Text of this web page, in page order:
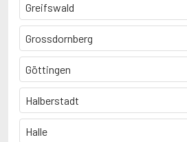
Greifswald
Grossdornberg
Göttingen
Halberstadt
Halle